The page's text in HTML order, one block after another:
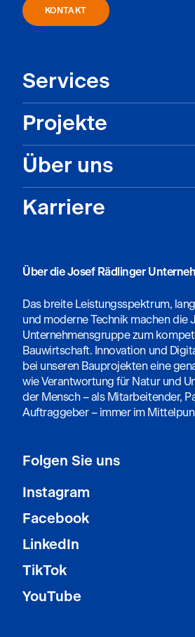
KONTAKT
Services
Projekte
Über uns
Karriere
Über die Josef Rädlinger
Das breite Leistungsspektrum,
und moderne Technik machen die
Unternehmensgruppe zum
Bauwirtschaft. Innovation und
bei unseren Bauprojekten eine
wie Verantwortung für Natur und
der Mensch – als Mitarbeitender,
Auftraggeber – immer im
Folgen Sie uns
Instagram
Facebook
LinkedIn
TikTok
YouTube